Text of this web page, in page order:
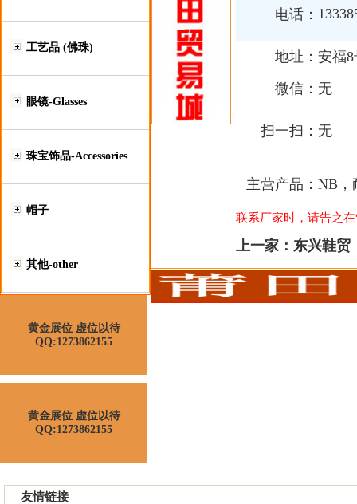
工艺品 (佛珠)
眼镜-Glasses
珠宝饰品-Accessories
帽子
其他-other
黄金展位 虚位以待
QQ:1273862155
黄金展位 虚位以待
QQ:1273862155
电话：
地址： 安福
微信： 无
扫一扫： 无
主营产品： NB，
联系厂家时，请告之
上一家： 东兴鞋贸
友情链接